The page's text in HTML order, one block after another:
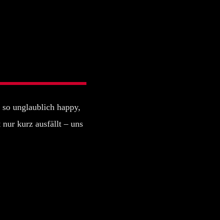
unglaublich happy,
nur kurz ausfällt – uns